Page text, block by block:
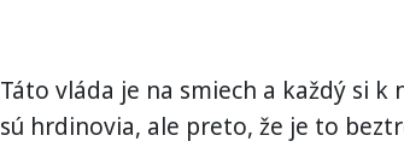
Táto vláda je na smiech a každý si
sú hrdinovia, ale preto, že je to